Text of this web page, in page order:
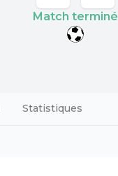
Match terminé
Statistiques